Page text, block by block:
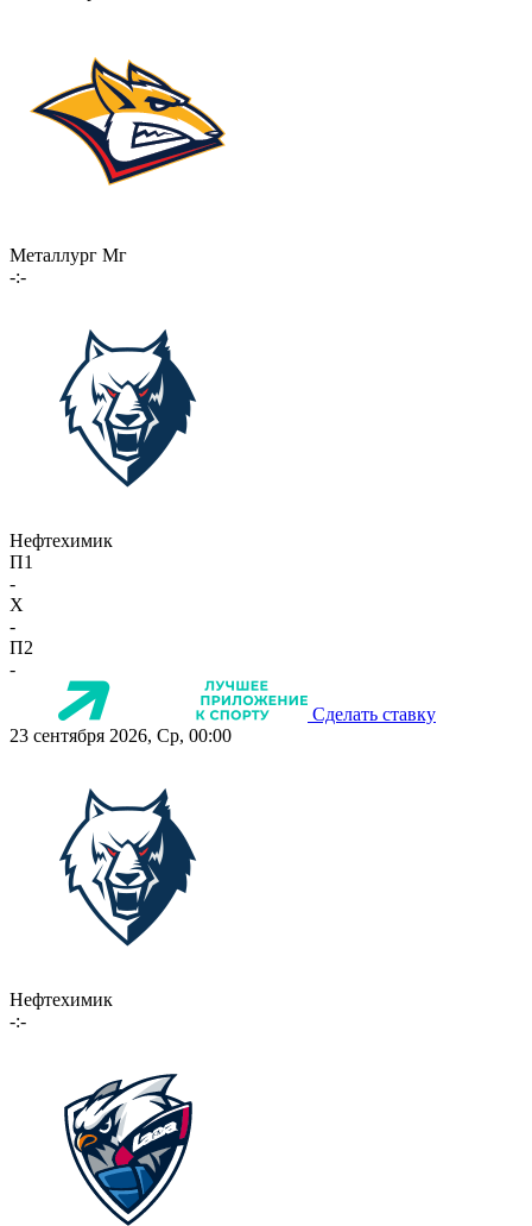
Металлург Мг
-:-
Нефтехимик
П1
-
X
-
П2
-
Сделать ставку
23 сентября 2026, Ср, 00:00
Нефтехимик
-:-